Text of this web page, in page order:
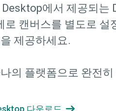
에서 제공되는
로 캔버스를 별도로 설
제공하세요.
의 플랫폼으로 완전
다운로드 